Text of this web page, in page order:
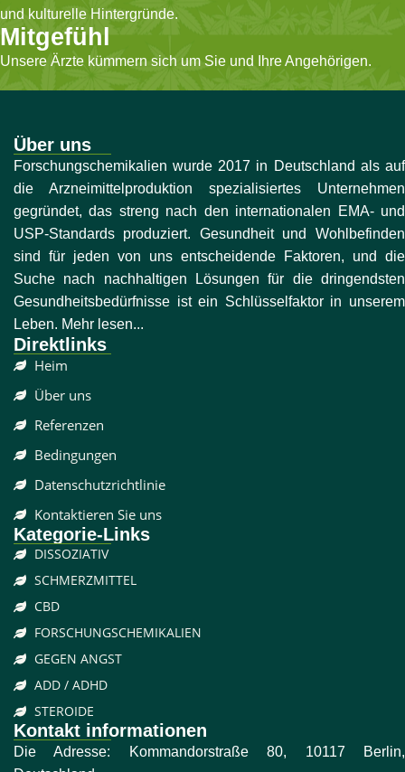
und kulturelle Hintergründe.
Mitgefühl
Unsere Ärzte kümmern sich um Sie und Ihre Angehörigen.
Über uns
Forschungschemikalien wurde 2017 in Deutschland als auf
die Arzneimittelproduktion spezialisiertes Unternehmen
gegründet, das streng nach den internationalen EMA- und
USP-Standards produziert. Gesundheit und Wohlbefinden
sind für jeden von uns entscheidende Faktoren, und die
Suche nach nachhaltigen Lösungen für die dringendsten
Gesundheitsbedürfnisse ist ein Schlüsselfaktor in unserem
Leben. Mehr lesen...
Direktlinks
Heim
Über uns
Referenzen
Bedingungen
Datenschutzrichtlinie
Kontaktieren Sie uns
Kategorie-Links
DISSOZIATIV
SCHMERZMITTEL
CBD
FORSCHUNGSCHEMIKALIEN
GEGEN ANGST
ADD / ADHD
STEROIDE
Kontakt informationen
Die Adresse: Kommandorstraße 80, 10117 Berlin,